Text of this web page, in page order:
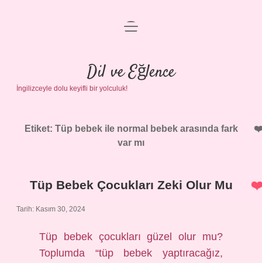
Anasayfa
Gizlilik Politikası
Yasal Uyarı
menüyü
Dil ve Eğlence
İngilizceyle dolu keyifli bir yolculuk!
Etiket: Tüp bebek ile normal bebek arasında fark
var mı
Tüp Bebek Çocukları Zeki Olur Mu
Tarih: Kasım 30, 2024
Tüp bebek çocukları güzel olur mu?
Toplumda “tüp bebek yaptıracağız,